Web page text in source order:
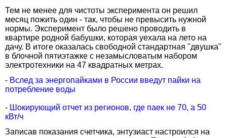
Тем не менее для чистоты эксперимента он решил
месяц пожить один - так, чтобы не превысить нужной
нормы. Эксперимент было решено проводить в
квартире родной бабушки, которая уехала на лето на
дачу. В итоге оказалась свободной стандартная "двушка"
в блочной пятиэтажке с незамысловатым набором
электротехники на 47 квадратных метрах.
- Вслед за энергопайками в России введут пайки на
потребление воды
- Шокирующий отчет из регионов, где паек не 70, а 50
кВт/ч
Записав показания счетчика, энтузиаст настроился на